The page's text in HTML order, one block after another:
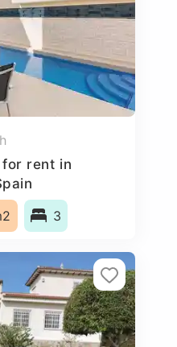
rent in
3